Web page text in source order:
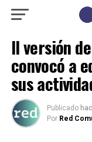
II versión
convocó a
sus
Publicado
Por Red